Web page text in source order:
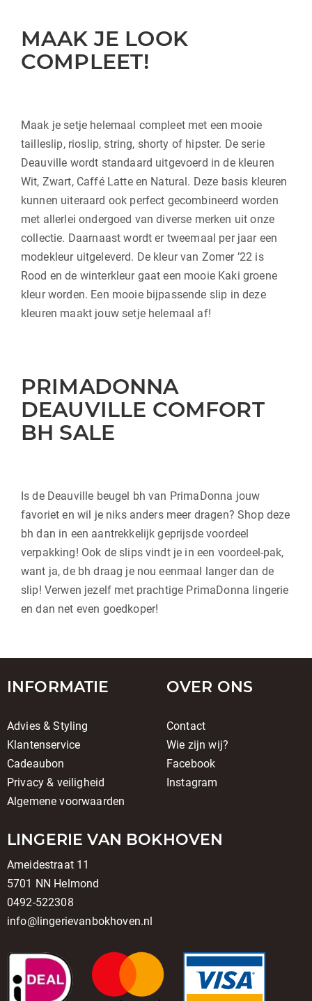
MAAK JE LOOK
COMPLEET!
Maak je setje helemaal compleet met een mooie
tailleslip, rioslip, string, shorty of hipster. De serie
Deauville wordt standaard uitgevoerd in de kleuren
Wit, Zwart, Caffé Latte en Natural. Deze basis kleuren
kunnen uiteraard ook perfect gecombineerd worden
met allerlei ondergoed van diverse merken uit onze
collectie. Daarnaast wordt er tweemaal per jaar een
modekleur uitgeleverd. De kleur van Zomer ’22 is
Rood en de winterkleur gaat een mooie Kaki groene
kleur worden. Een mooie bijpassende slip in deze
kleuren maakt jouw setje helemaal af!
PRIMADONNA
DEAUVILLE COMFORT
BH SALE
Is de Deauville beugel bh van PrimaDonna jouw
favoriet en wil je niks anders meer dragen? Shop deze
bh dan in een aantrekkelijk geprijsde voordeel
verpakking! Ook de slips vindt je in een voordeel-pak,
want ja, de bh draag je nou eenmaal langer dan de
slip! Verwen jezelf met prachtige PrimaDonna lingerie
en dan net even goedkoper!
INFORMATIE
Advies & Styling
Klantenservice
Cadeaubon
Privacy & veiligheid
Algemene voorwaarden
OVER ONS
Contact
Wie zijn wij?
Facebook
Instagram
LINGERIE VAN BOKHOVEN
Ameidestraat 11
5701 NN Helmond
0492-522308
info@lingerievanbokhoven.nl